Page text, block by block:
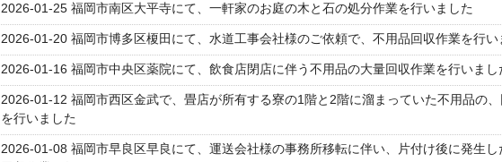
2026-01-25 福岡市南区大平寺にて、一軒家のお庭の木と石の処分作業を行いました
2026-01-20 福岡市博多区榎田にて、水道工事会社様のご依頼で、不用品回収作業を行い
2026-01-16 福岡市中央区薬院にて、飲食店閉店に伴う不用品の大量回収作業を行いまし
2026-01-12 福岡市西区金武で、畳店が所有する寮の1階と2階に溜まっていた不用品の
を行いました
2026-01-08 福岡市早良区早良にて、運送会社様の事務所移転に伴い、片付け後に発生し